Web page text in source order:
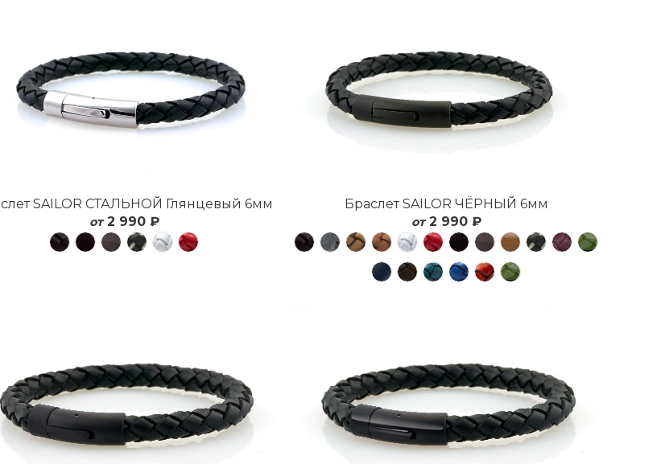
SAILOR СТАЛЬНОЙ Глянцевый 6мм
от 2 990 ₽
Браслет SAILOR ЧЁРНЫЙ 6мм
от 2 990 ₽